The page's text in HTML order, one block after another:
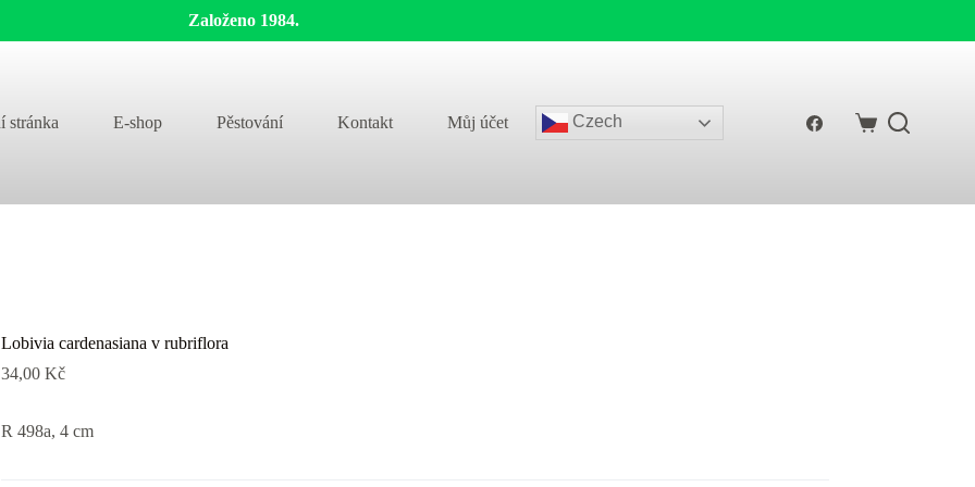
Založeno 1984.
stránka E-shop Pěstování Kontakt Můj účet Czech
Shopping
Lobivia cardenasiana v rubriflora
34,00Kč
R 498a, 4 cm